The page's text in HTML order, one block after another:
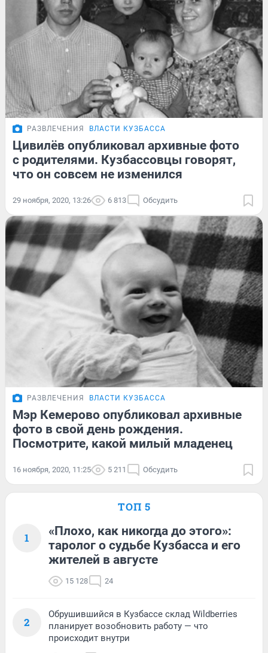
РАЗВЛЕЧЕНИЯ ВЛАСТИ КУЗБАССА
Цивилёв опубликовал архивные фото
с родителями. Кузбассовцы говорят,
что он совсем не изменился
29 ноября, 2020, 13:26 6 813 Обсудить
РАЗВЛЕЧЕНИЯ ВЛАСТИ КУЗБАССА
Мэр Кемерово опубликовал архивные
фото в свой день рождения.
Посмотрите, какой милый младенец
16 ноября, 2020, 11:25 5 211 Обсудить
ТОП 5
1
«Плохо, как никогда до этого»:
таролог о судьбе Кузбасса и его
жителей в августе
15 128 24
2
Обрушившийся в Кузбассе склад Wildberries
планирует возобновить работу — что
происходит внутри